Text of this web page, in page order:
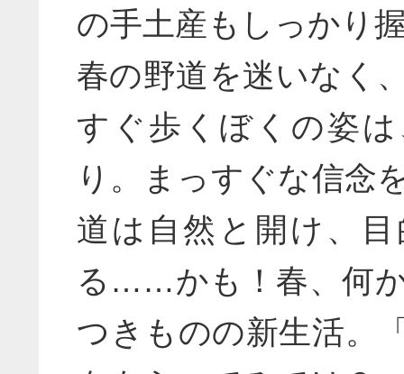
の手土産もしっかり
春の野道を迷いなく
すぐ歩くぼくの姿
り。まっすぐな信念
道は自然と開け、
る……かも！春、何
つきものの新生活。